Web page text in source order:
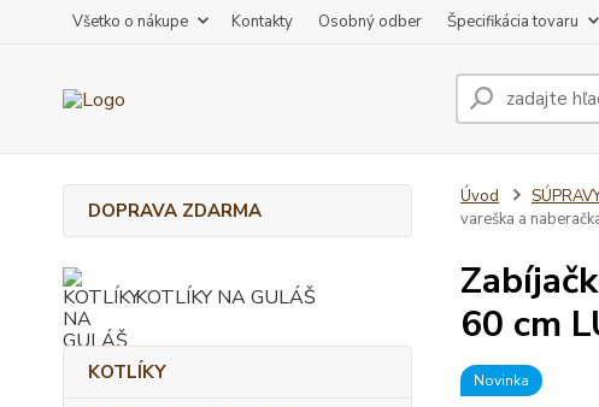
Všetko o nákupe Kontakty Osobný odber Špecifikácia tovaru
DOPRAVA ZDARMA
KOTLÍKY NA GULÁŠ
KOTLÍKY
Úvod
vareška a
60 cm
Novinka